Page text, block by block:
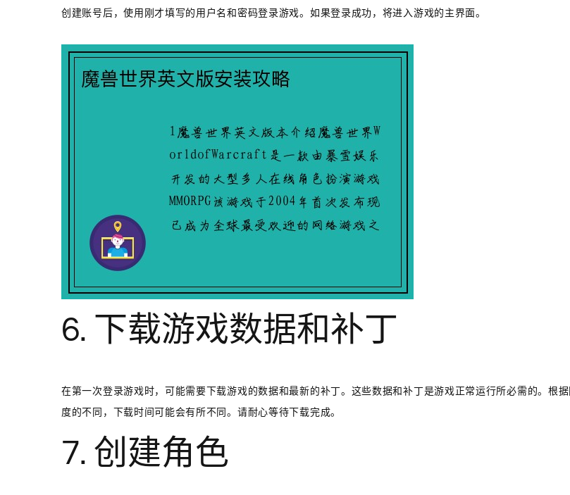
创建账号后，使用刚才填写的用户名和密码登录游戏。如果登录成功，将进入游戏的主界面。
6. 下载游戏数据和补丁
在第一次登录游戏时，可能需要下载游戏的数据和最新的补丁。这些数据和补丁是游戏正常运行所必需的。根
度的不同，下载时间可能会有所不同。请耐心等待下载完成。
7. 创建角色